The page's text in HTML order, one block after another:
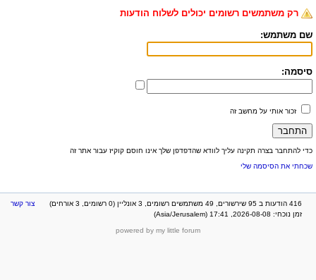
רק משתמשים רשומים יכולים לשלוח הודעות
שם משתמש:
סיסמה:
זכור אותי על מחשב זה
כדי להתחבר בצרה תקינה עליך לוודא שהדפדפן שלך אינו חוסם קוקיז עבור אתר זה
שכחתי את הסיסמה שלי
416 הודעות ב 95 שירשורים, 49 משתמשים רשומים, 3 אונליין (0 רשומים, 3 אורחים)
זמן נוכחי: 2026-08-08, 17:41 (Asia/Jerusalem)
צור קשר
powered by my little forum